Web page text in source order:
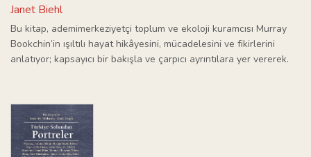
Janet Biehl
Bu kitap, ademimerkeziyetçi toplum ve ekoloji kuramcısı Murray
Bookchin’in ışıltılı hayat hikâyesini, mücadelesini ve fikirlerini
anlatıyor; kapsayıcı bir bakışla ve çarpıcı ayrıntılara yer vererek.